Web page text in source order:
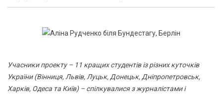
Учасники проекту – 11 кращих студентів із різних куточків
України (Вінниця, Львів, Луцьк, Донецьк, Дніпропетровськ,
Харків, Одеса та Київ) – спілкувалися з журналістами і